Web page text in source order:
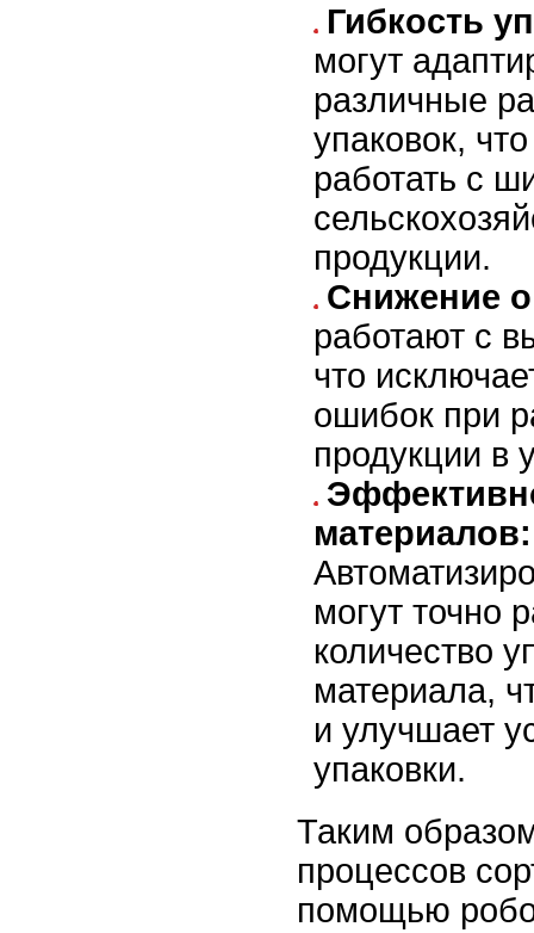
Гибкость
могут
различные
упаковок,
работать с
продукции.
Снижение
работают с
что
ошибок при
продукции в
материалов:
могут точно
количество
материала,
и улучшает
упаковки.
Таким
процессов
помощью